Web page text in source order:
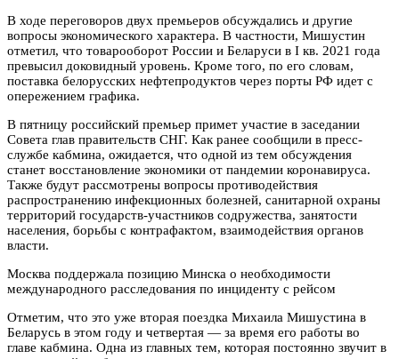
В ходе переговоров двух премьеров обсуждались и другие
вопросы экономического характера. В частности, Мишустин
отметил, что товарооборот России и Беларуси в I кв. 2021 года
превысил доковидный уровень. Кроме того, по его словам,
поставка белорусских нефтепродуктов через порты РФ идет с
опережением графика.
В пятницу российский премьер примет участие в заседании
Совета глав правительств СНГ. Как ранее сообщили в пресс-
службе кабмина, ожидается, что одной из тем обсуждения
станет восстановление экономики от пандемии коронавируса.
Также будут рассмотрены вопросы противодействия
распространению инфекционных болезней, санитарной охраны
территорий государств-участников содружества, занятости
населения, борьбы с контрафактом, взаимодействия органов
власти.
Москва поддержала позицию Минска о необходимости
международного расследования по инциденту с рейсом
Отметим, что это уже вторая поездка Михаила Мишустина в
Беларусь в этом году и четвертая — за время его работы во
главе кабмина. Одна из главных тем, которая постоянно звучит в